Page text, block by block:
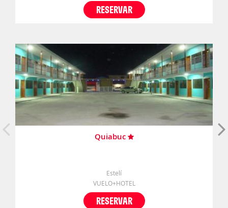
RESERVAR
Quiabuc
Estelí
VUELO+HOTEL
RESERVAR